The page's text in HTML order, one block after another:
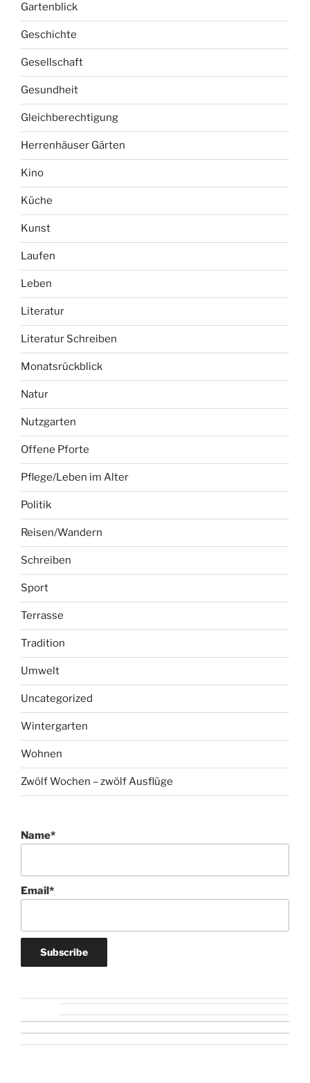
Gartenblick
Geschichte
Gesellschaft
Gesundheit
Gleichberechtigung
Herrenhäuser Gärten
Kino
Küche
Kunst
Laufen
Leben
Literatur
Literatur Schreiben
Monatsrückblick
Natur
Nutzgarten
Offene Pforte
Pflege/Leben im Alter
Politik
Reisen/Wandern
Schreiben
Sport
Terrasse
Tradition
Umwelt
Uncategorized
Wintergarten
Wohnen
Zwölf Wochen – zwölf Ausflüge
Name*
Email*